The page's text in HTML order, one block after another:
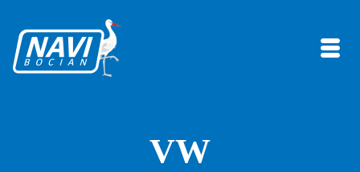
VW